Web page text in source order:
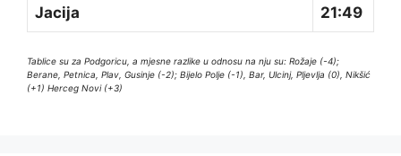
Jacija 21:49
Tablice su za Podgoricu, a mjesne razlike u odnosu na nju su: Rožaje (-4);
Berane, Petnica, Plav, Gusinje (-2); Bijelo Polje (-1), Bar, Ulcinj, Pljevlja (0), Nikšić
(+1) Herceg Novi (+3)